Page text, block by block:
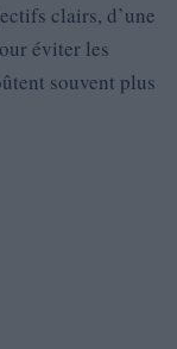
clairs, d’une
éviter les
souvent plus